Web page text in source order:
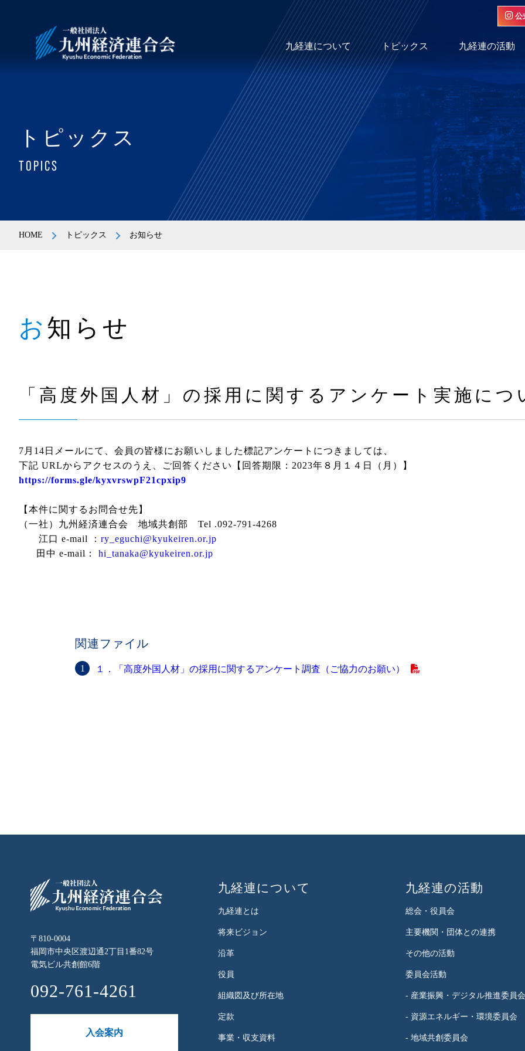
九経連について トピックス 九経連の活動
公
トピックス
TOPICS
HOME トピックス お知らせ
お知らせ
「高度外国人材」の採用に関するアンケート実施につ
7月14日メールにて、会員の皆様にお願いしました標記アンケートにつきましては、
下記 URLからアクセスのうえ、ご回答ください【回答期限：2023年８月１４日（月）】
https://forms.gle/kyxvrswpF21cpxip9
【本件に関するお問合せ先】
（一社）九州経済連合会 地域共創部 Tel .092-791-4268
江口 e-mail ： ry_eguchi@kyukeiren.or.jp
田中 e-mail： hi_tanaka@kyukeiren.or.jp
関連ファイル
１．「高度外国人材」の採用に関するアンケート調査（ご協力のお願い）
〒810-0004
福岡市中央区渡辺通2丁目1番82号
電気ビル共創館6階
092-761-4261
入会案内
九経連について
九経連とは
将来ビジョン
沿革
役員
組織図及び所在地
定款
事業・収支資料
九経連の活動
総会・役員会
主要機関・団体との連携
その他の活動
委員会活動
- 産業振興・デジタル推進委員会
- 資源エネルギー・環境委員会
- 地域共創委員会